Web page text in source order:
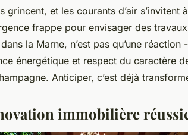
grincent, et les courants d’air s’invitent
frappe pour envisager des
la Marne, n’est pas qu’une réaction
énergétique et respect du caractère
Anticiper, c’est déjà
immobilière